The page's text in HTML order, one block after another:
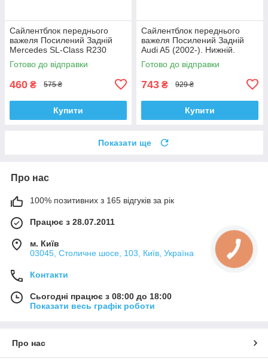
Сайлентблок переднього
важеля Посилений Задній
Mercedes SL-Class R230
(2006-). Корея ACSUSS!
28744 , TD4208W ,
Готово до відправки
460 ₴ 575 ₴
Купити
Сайлентблок переднього
важеля Посилений Задній
Audi A5 (2002-). Нижній.
Корея ACSUSS! 4H0407183 ,
TD1247W , VKDS331074
Готово до відправки
743 ₴ 929 ₴
Купити
Показати ще
Про нас
100% позитивних з 165 відгуків за рік
Працює з 28.07.2011
м. Київ
03045, Столичне шосе, 103, Київ, Україна
Контакти
Сьогодні працює з 08:00 до 18:00
Показати весь графік роботи
Про нас